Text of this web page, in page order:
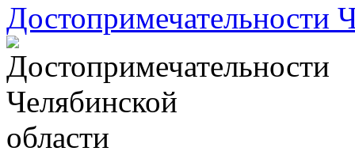
Достопримечательности